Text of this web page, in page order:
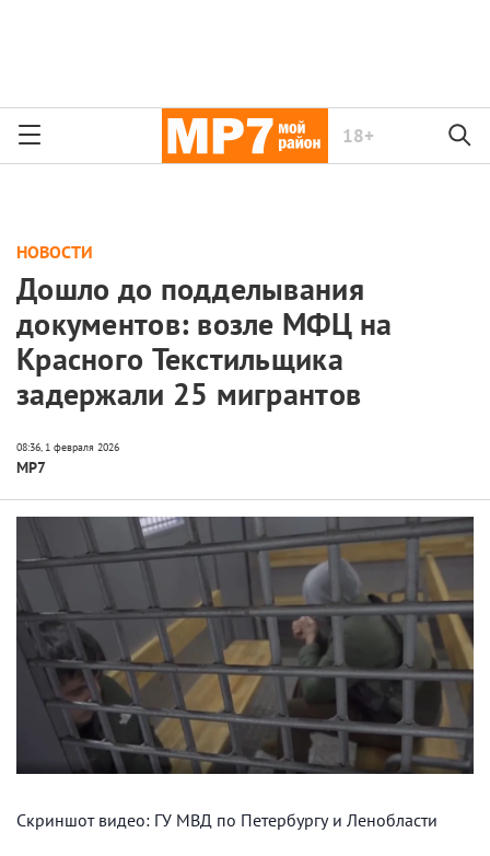
18+
НОВОСТИ
Дошло до подделывания
документов: возле МФЦ на
Красного Текстильщика
задержали 25 мигрантов
МР7
Скриншот видео: ГУ МВД по Петербургу и Ленобласти